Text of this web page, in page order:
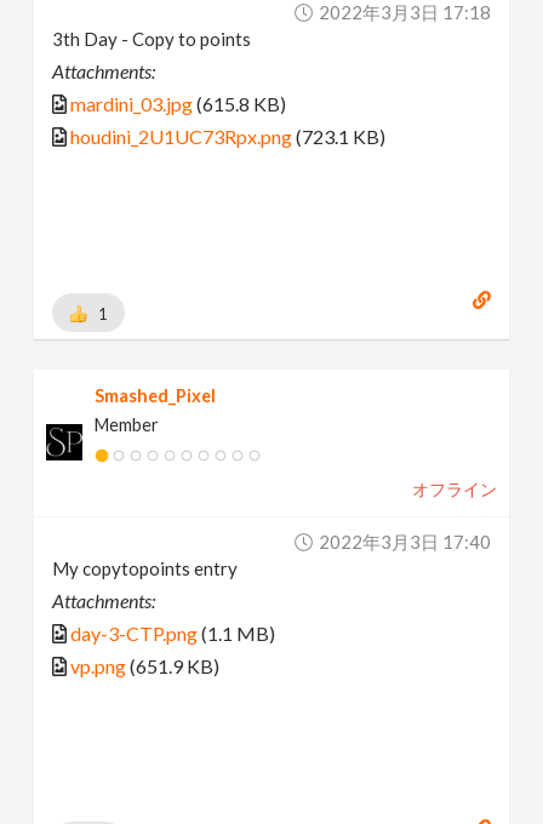
2022年3月3日 17:18
3th Day - Copy to points
Attachments:
mardini_03.jpg(615.8 KB)
houdini_2U1UC73Rpx.png(723.1 KB)
1
Smashed_Pixel
Member
オフライン
2022年3月3日 17:40
My copytopoints entry
Attachments:
day-3-CTP.png(1.1 MB)
vp.png(651.9 KB)